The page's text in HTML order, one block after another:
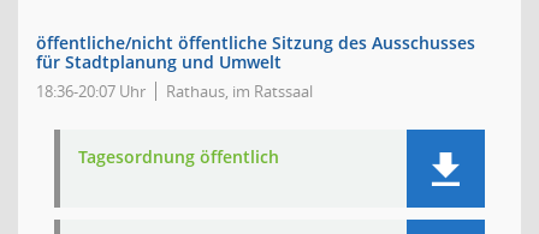
öffentliche/nicht öffentliche Sitzung des Ausschusses
für Stadtplanung und Umwelt
18:36-20:07 Uhr Rathaus, im Ratssaal
Tagesordnung öffentlich